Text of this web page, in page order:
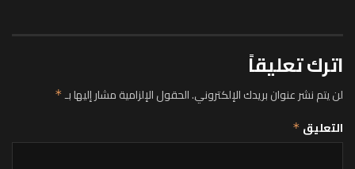
اترك تعليقاً
لن يتم نشر عنوان بريدك الإلكتروني.الحقول الإلزامية مشار إليها بـ*
التعليق *